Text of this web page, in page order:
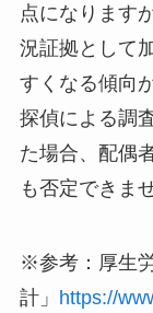
点になります
況証拠として
すくなる傾向
探偵による調
た場合、配偶
も否定できま
※参考：厚生
計」 https://